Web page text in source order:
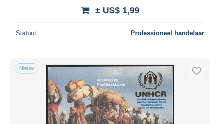
± US$ 1,99
Statuut Professioneel handelaar
Nieuw